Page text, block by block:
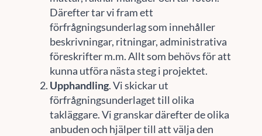
Därefter tar vi fram ett
förfrågningsunderlag som innehåller
beskrivningar, ritningar, administrativa
föreskrifter m.m. Allt som behövs för att
kunna utföra nästa steg i projektet.
Upphandling. Vi skickar ut
förfrågningsunderlaget till olika
takläggare. Vi granskar därefter de olika
anbuden och hjälper till att välja den